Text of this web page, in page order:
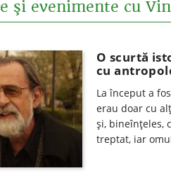
şi evenimente cu
O scurtă
cu
La început a
erau doar cu
și, bineînțeles,
treptat, iar